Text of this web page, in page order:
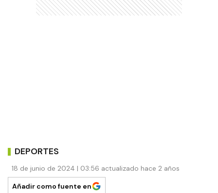
DEPORTES
18 de junio de 2024 | 03:56 actualizado hace 2 años
Añadir como fuente en